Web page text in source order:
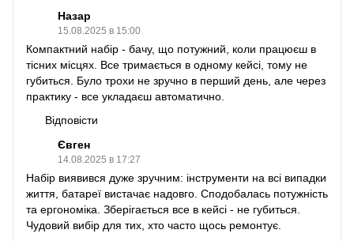
Назар
15.08.2025 в 15:00
Компактний набір - бачу, що потужний, коли працюєш в
тісних місцях. Все тримається в одному кейсі, тому не
губиться. Було трохи не зручно в перший день, але через
практику - все укладаєш автоматично.
Відповісти
Євген
14.08.2025 в 17:27
Набір виявився дуже зручним: інструменти на всі випадки
життя, батареї вистачає надовго. Сподобалась потужність
та ергономіка. Зберігається все в кейсі - не губиться.
Чудовий вибір для тих, хто часто щось ремонтує.